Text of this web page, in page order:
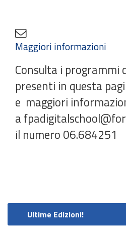
Maggiori informazioni
Consulta i programmi
presenti in questa
e maggiori
a
il numero 06.684251
Ultime Edizioni!